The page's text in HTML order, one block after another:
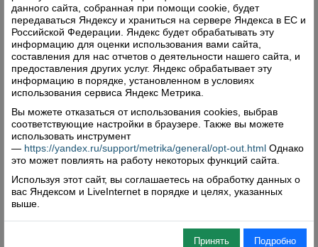
Поделиться
Комментарии (0)
Оставить комментарий
данного сайта, собранная при помощи cookie, будет
передаваться Яндексу и храниться на сервере Яндекса в ЕС и
Российской Федерации. Яндекс будет обрабатывать эту
информацию для оценки использования вами сайта,
составления для нас отчетов о деятельности нашего сайта, и
предоставления других услуг. Яндекс обрабатывает эту
информацию в порядке, установленном в условиях
использования сервиса Яндекс Метрика.
Вы можете отказаться от использования cookies, выбрав
соответствующие настройки в браузере. Также вы можете
использовать инструмент
— https://yandex.ru/support/metrika/general/opt-out.html Однако
это может повлиять на работу некоторых функций сайта.
Используя этот сайт, вы соглашаетесь на обработку данных о
вас Яндексом и LiveInternet в порядке и целях, указанных
выше.
Принять Подробно